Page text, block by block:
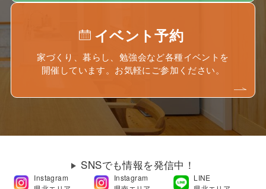
イベント予約
家づくり、暮らし、勉強会など各種イベントを
開催しています。お気軽にご参加ください。
SNSでも情報を発信中！
Instagram
Instagram
LINE